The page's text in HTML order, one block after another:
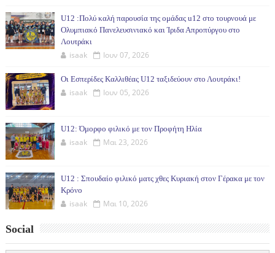
U12 :Πολύ καλή παρουσία της ομάδας u12 στο τουρνουά με
Ολυμπιακό Πανελευσινιακό και Ίριδα Απροπύργου στο
Λουτράκι
isaak Ιουν 07, 2026
Οι Εσπερίδες Καλλιθέας U12 ταξιδεύουν στο Λουτράκι!
isaak Ιουν 05, 2026
U12: Όμορφο φιλικό με τον Προφήτη Ηλία
isaak Μαι 23, 2026
U12 : Σπουδαίο φιλικό ματς χθες Κυριακή στον Γέρακα με τον
Κρόνο
isaak Μαι 10, 2026
Social